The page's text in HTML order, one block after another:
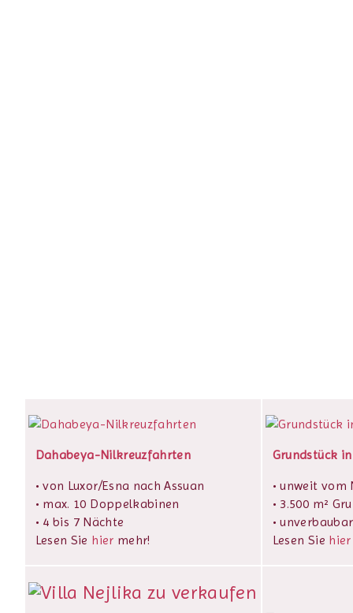
Dahabeya-Nilkreuzfahrten
• von Luxor/Esna nach Assuan
• max. 10 Doppelkabinen
• 4 bis 7 Nächte
Lesen Sie hier mehr!
Grundstück
• unweit vom
• 3.500 m²
•
Lesen Sie hier